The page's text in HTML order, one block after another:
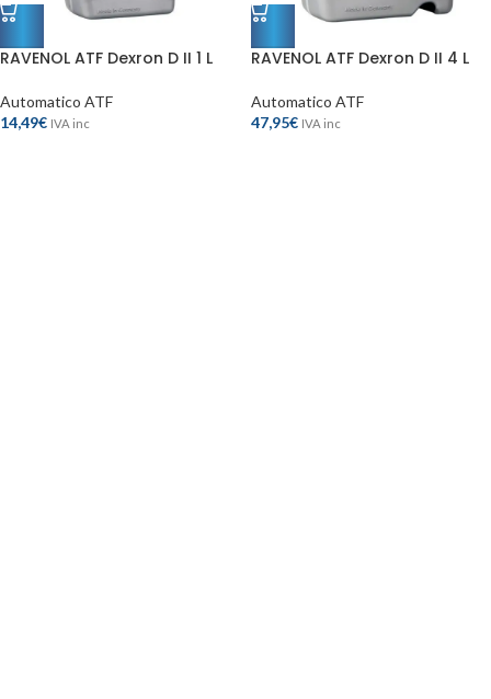
RAVENOL ATF Dexron D II 1 L
Automatico ATF
14,49€ IVA inc
RAVENOL ATF Dexron D II 4 L
Automatico ATF
47,95€ IVA inc